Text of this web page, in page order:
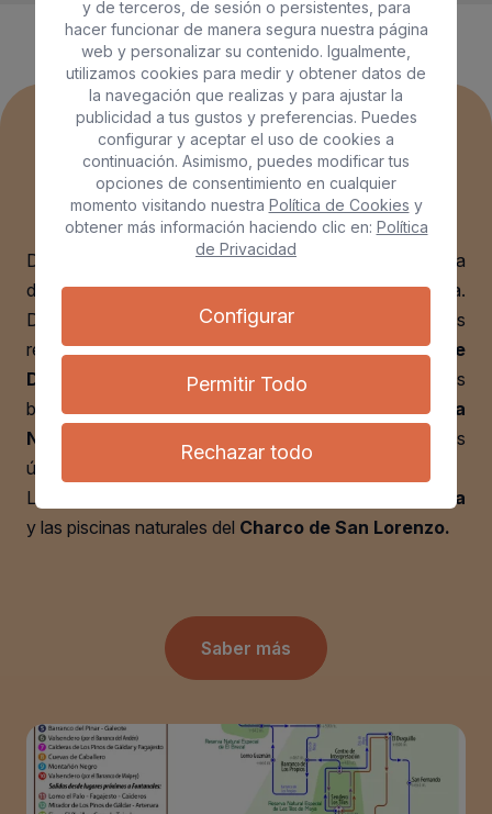
Actividades
Disfruta de mucho más
Descubre la Villa de Moya, un lugar mágico que va
desde la costa hasta la cumbre de Gran Canaria.
Dispone de un patrimonio cultural y natural que es
recomendable visitar. Los yacimientosCueva de
Doramas
o las dela Montañeta,
constituyen los
bienes arqueológicos más destacados.La Reserva
Natural Especial de Los Tilos
delimita uno de los
últimos reductos de Laurisilva de la isla.
La costa de Moya cuenta con las playas de
La Caleta
y las piscinas naturales del Charco de San Lorenzo.
Saber más
y de terceros, de sesión o persistentes, para
hacer funcionar de manera segura nuestra página
web y personalizar su contenido. Igualmente,
utilizamos cookies para medir y obtener datos de
la navegación que realizas y para ajustar la
publicidad a tus gustos y preferencias. Puedes
configurar y aceptar el uso de cookies a
continuación. Asimismo, puedes modificar tus
opciones de consentimiento en cualquier
momento visitando nuestra Política de Cookies y
obtener más información haciendo clic en: Política
de Privacidad
Configurar
Permitir Todo
Rechazar todo